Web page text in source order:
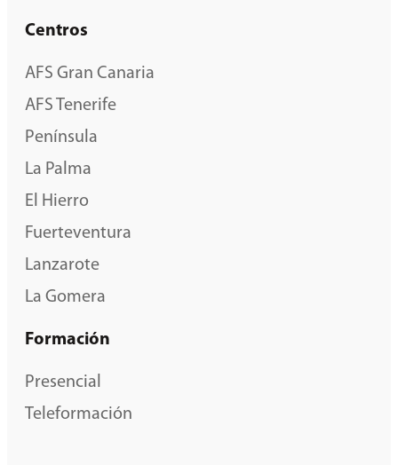
Centros
AFS Gran Canaria
AFS Tenerife
Península
La Palma
El Hierro
Fuerteventura
Lanzarote
La Gomera
Formación
Presencial
Teleformación